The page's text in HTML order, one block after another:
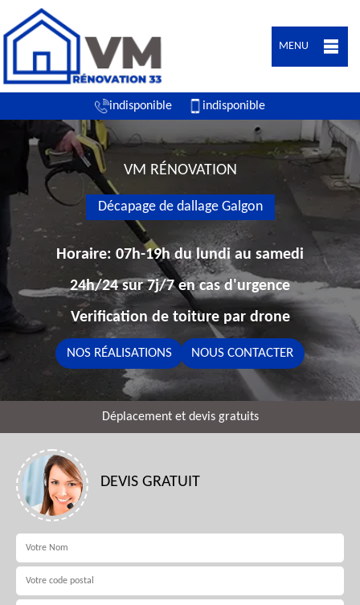
MENU
indisponible indisponible
VM RÉNOVATION
Décapage de dallage Galgon
Horaire: 07h-19h du lundi au samedi
24h/24 sur 7j/7 en cas d'urgence
Verification de toiture par drone
NOS RÉALISATIONS NOUS CONTACTER
Déplacement et devis gratuits
DEVIS GRATUIT